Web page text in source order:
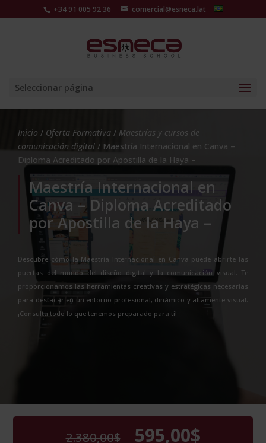
+34 91 005 92 36 comercial@esneca.lat
Seleccionar página
Inicio / Oferta Formativa / Maestrías y cursos de
comunicación digital / Maestría Internacional en Canva –
Diploma Acreditado por Apostilla de la Haya –
Maestría Internacional en
Canva – Diploma Acreditado
por Apostilla de la Haya –
Descubre cómo la Maestría Internacional en Canva puede abrirte las
puertas del mundo del diseño digital y la comunicación visual. Te
proporcionamos las herramientas creativas y estratégicas necesarias
para destacar en un entorno profesional, dinámico y altamente visual.
¡Consulta todo lo que tenemos preparado para ti!
2.380,00$ 595,00$El